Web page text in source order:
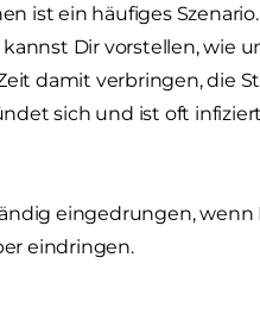
ist ein häufiges
Dir vorstellen, wie
damit verbringen, die
sich und ist oft
eingedrungen, wenn
eindringen.